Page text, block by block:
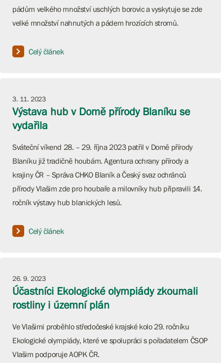
pádům velkého množství uschlých borovic a vyskytuje se zde
velké množství nahnutých a pádem hrozících stromů.
Celý článek
3. 11. 2023
Výstava hub v Domě přírody Blaníku se
vydařila
Sváteční víkend 28. – 29. října 2023 patřil v Domě přírody
Blaníku již tradičně houbám. Agentura ochrany přírody a
krajiny ČR – Správa CHKO Blaník a Český svaz ochránců
přírody Vlašim zde pro houbaře a milovníky hub připravili 14.
ročník výstavy hub blanických lesů.
Celý článek
26. 9. 2023
Účastníci Ekologické olympiády zkoumali
rostliny i územní plán
Ve Vlašimi proběhlo středočeské krajské kolo 29. ročníku
Ekologické olympiády, které ve spolupráci s pořadatelem ČSOP
Vlašim podporuje AOPK ČR.